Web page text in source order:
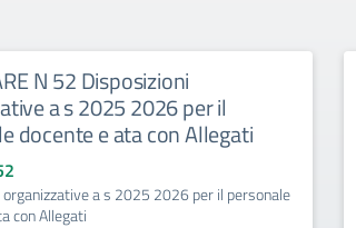
N 52 Disposizioni
a s 2025 2026 per il
docente e ata con Allegati
organizzative a s 2025 2026 per il personale
con Allegati